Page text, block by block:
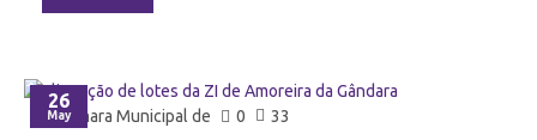
26
MayCâmara Municipal de 0 33